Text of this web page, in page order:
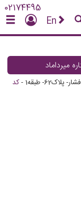
02174495
En
میرداماد
طبقه1 -کد